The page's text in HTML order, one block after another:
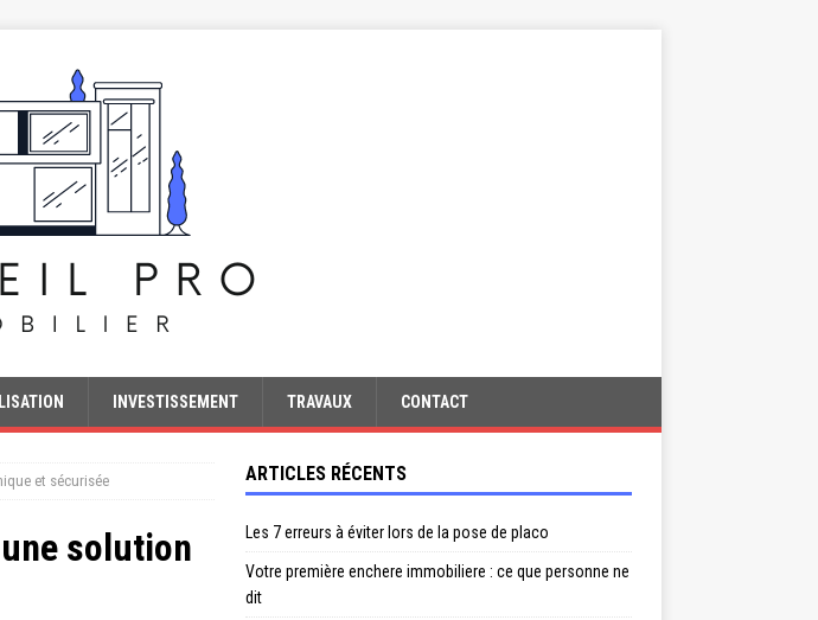
INVESTISSEMENT TRAVAUX CONTACT
et sécurisée
solution
ARTICLES RÉCENTS
Les 7 erreurs à éviter lors de la pose de placo
Votre première enchere immobiliere : ce que personne ne
dit